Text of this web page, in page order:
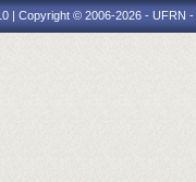
| Copyright © 2006-2026 - UFRN